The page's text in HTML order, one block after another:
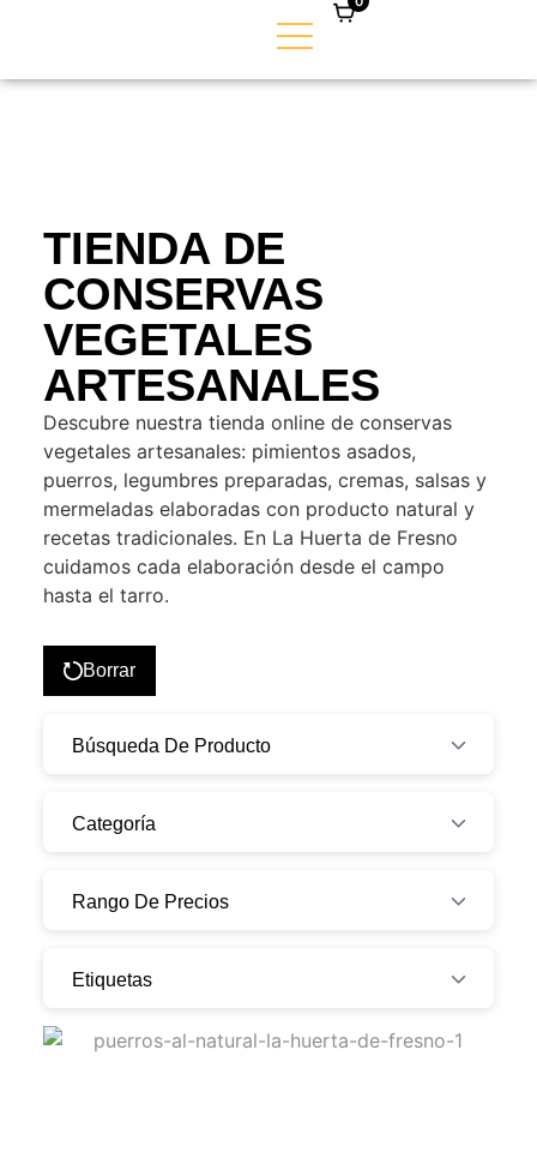
TIENDA DE
CONSERVAS
VEGETALES
ARTESANALES
Descubre nuestra tienda online de conservas
vegetales artesanales: pimientos asados,
puerros, legumbres preparadas, cremas, salsas y
mermeladas elaboradas con producto natural y
recetas tradicionales. En La Huerta de Fresno
cuidamos cada elaboración desde el campo
hasta el tarro.
Búsqueda De Producto
Rango De Precios
Categoría
Etiquetas
Borrar